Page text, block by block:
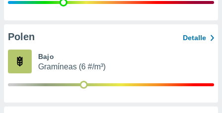
e
publicidad
Polen Detalle
Bajo
Gramíneas (6 #/m³)